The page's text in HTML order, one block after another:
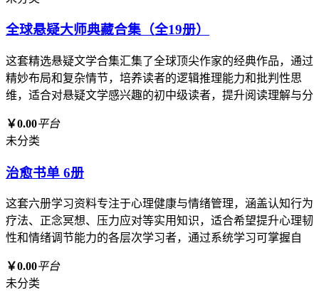
全球悬疑大师典藏合集（全19册）
这套精选悬疑文学合集汇集了全球顶尖作家的经典作品，通过
精妙布局和复杂情节，培养读者的逻辑推理能力和批判性思
维，适合对悬疑文学感兴趣的初中级读者，提升阅读理解与分
￥0.00平台
未分类
治愈书单 6册
这套六册学习资料专注于心理健康与情绪管理，涵盖认知行为
疗法、正念冥想、压力应对等实用知识，适合希望提升心理韧
性和情绪调节能力的各层次学习者，通过系统学习可掌握自
￥0.00平台
未分类